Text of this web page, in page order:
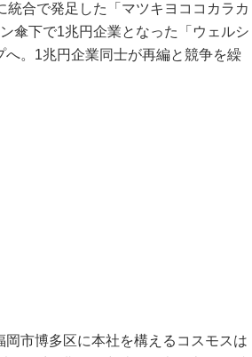
合で発足した「マツキヨココカラカ
傘下で1兆円企業となった「ウェルシ
。1兆円企業同士が再編と競争を繰
市博多区に本社を構えるコスモスは